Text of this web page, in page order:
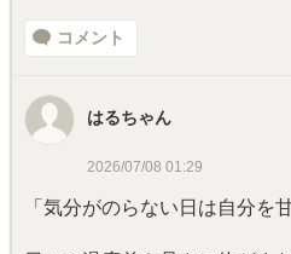
コメント
はるちゃん
2026/07/08 01:29
「気分がのらない日は自分を